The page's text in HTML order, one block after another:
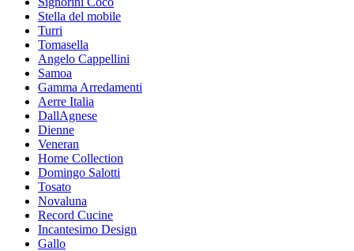
Stella del mobile
Turri
Tomasella
Angelo Cappellini
Samoa
Gamma Arredamenti
Aerre Italia
DallAgnese
Dienne
Veneran
Home Collection
Domingo Salotti
Tosato
Novaluna
Record Cucine
Incantesimo Design
Gallo